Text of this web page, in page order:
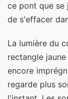
ce pont que se
de s'effacer
La lumière du
rectangle
encore
regarde plus